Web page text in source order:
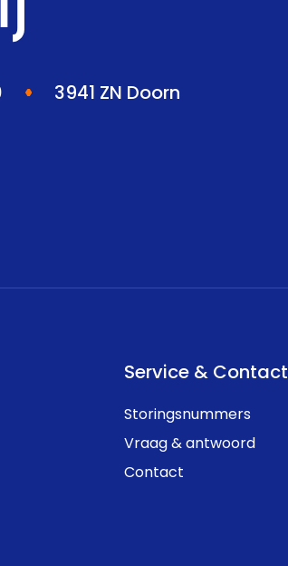
3941 ZN Doorn
Service & Contact
Storingsnummers
Vraag & antwoord
Contact